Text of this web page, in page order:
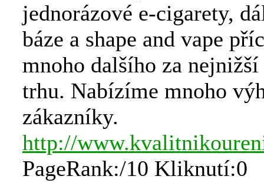
jednorázové e-cigarety,
báze a shape and vape
mnoho dalšího za nejnižší
trhu. Nabízíme mnoho
zákazníky.
http://
PageRank:/10 Kliknutí:0